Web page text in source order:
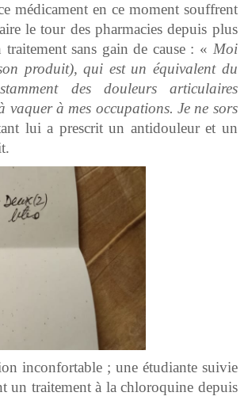
médicament en ce moment souffrent
le tour des pharmacies depuis plus
sans gain de cause : « Moi
produit), qui est un équivalent du
des douleurs articulaires
à mes occupations. Je ne sors
lui a prescrit un antidouleur et un
inconfortable ; une étudiante suivie
un traitement à la chloroquine depuis